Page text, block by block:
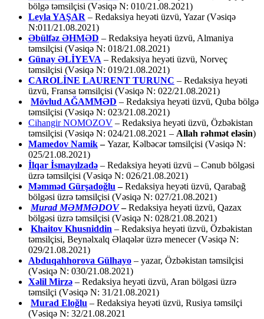
bölgə təmsilçisi (Vəsiqə N: 010/21.08.2021)
Leyla YAŞAR – Redaksiya heyəti üzvü, Yazar (Vəsiqə
N:011/21.08.2021)
Əbülfəz ƏHMƏD – Redaksiya heyəti üzvü, Almaniya
təmsilçisi (Vəsiqə N: 018/21.08.2021)
Günay ƏLİYEVA – Redaksiya heyəti üzvü, Norveç
təmsilçisi (Vəsiqə N: 019/21.08.2021)
CAROLİNE LAURENT TURUNC – Redaksiya heyəti
üzvü, Fransa təmsilçisi (Vəsiqə N: 022/21.08.2021)
Mövlud AĞAMMƏD – Redaksiya heyəti üzvü, Quba bölgə
təmsilçisi (Vəsiqə N: 023/21.08.2021)
Cihangir NOMOZOV – Redaksiya heyəti üzvü, Özbəkistan
təmsilçisi (Vəsiqə N: 024/21.08.2021 – Allah rəhmət eləsin)
Mamedov Namik–Yazar, Kəlbəcər təmsilçisi (Vəsiqə N:
025/21.08.2021)
İlqar İsmayılzadə – Redaksiya heyəti üzvü – Cənub bölgəsi
üzrə təmsilçisi (Vəsiqə N: 026/21.08.2021)
Məmməd Gürşadoğlu –Redaksiya heyəti üzvü, Qarabağ
bölgəsi üzrə təmsilçisi (Vəsiqə N: 027/21.08.2021)
Murad MƏMMƏDOV –Redaksiya heyəti üzvü, Qazax
bölgəsi üzrə təmsilçisi (Vəsiqə N: 028/21.08.2021)
Khaitov Khusniddin – Redaksiya heyəti üzvü, Özbəkistan
təmsilçisi, Beynəlxalq Əlaqələr üzrə menecer (Vəsiqə N:
029/21.08.2021)
Abduqahhorova Gülhayo – yazar, Özbəkistan təmsilçisi
(Vəsiqə N: 030/21.08.2021)
Xəlil Mirzə – Redaksiya heyəti üzvü, Aran bölgəsi üzrə
təmsilçi (Vəsiqə N: 31/21.08.2021)
Murad Eloğlu – Redaksiya heyəti üzvü, Rusiya təmsilçi
(Vəsiqə N: 32/21.08.2021